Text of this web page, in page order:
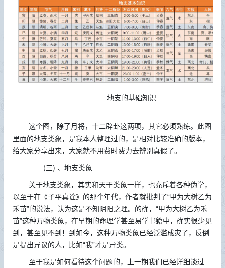
地支的基础知识
这个图，除了月将，十二辟卦这两项，其它必须熟练。此图
里面的地支类象，是我本人整理过的，是相对比较准确的版本，
给大家分享出来，大家就不用费时费力去辨别真假了。
(三) 、地支类象
关于地支类象，其实和天干类象一样，也充斥着各种伪学，
以至于在《子平真诠》的那个年代，作者就批判了“甲为大树乙为
禾苗”的说法，认为这是不知阴阳之理。的确，“甲为大树乙为禾
苗”这种万物类象，在早期的命理学甚至易学书籍中，确实很少见
到，甚至见不到！到如今，这种万物类象已经泛滥成灾了，反倒
是提出异议的人，比如“我”才是异类。
至于我是如何看待这个问题的，上一期我们已经详细谈过